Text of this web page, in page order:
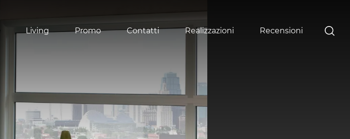
Living Promo Contatti Realizzazioni Recensioni